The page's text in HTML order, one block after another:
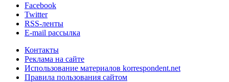
Facebook
Twitter
RSS-ленты
E-mail рассылка
Контакты
Реклама на сайте
Использование материалов korrespondent.net
Правила пользования сайтом